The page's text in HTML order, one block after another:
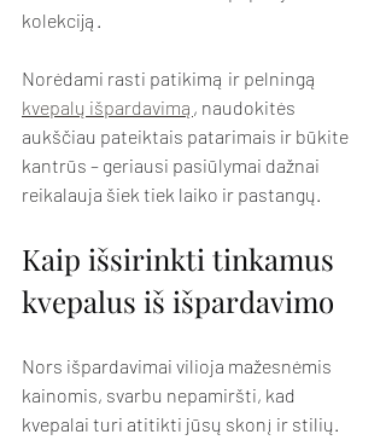
kolekciją.
Norėdami rasti patikimą ir pelningą
kvepalų išpardavimą , naudokitės
aukščiau pateiktais patarimais ir būkite
kantrūs – geriausi pasiūlymai dažnai
reikalauja šiek tiek laiko ir pastangų.
Kaip išsirinkti tinkamus
kvepalus iš išpardavimo
Nors išpardavimai vilioja mažesnėmis
kainomis, svarbu nepamiršti, kad
kvepalai turi atitikti jūsų skonį ir stilių.